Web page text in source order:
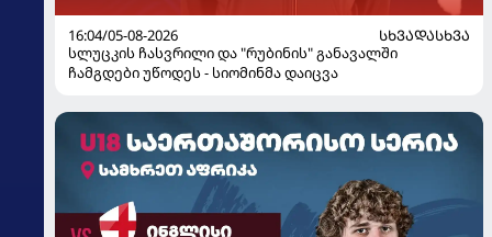
16:04/05-08-2026
ᲡᲮᲕᲐᲓᲐᲡᲮᲕᲐ
სლუცკის ჩასვრილი და "რუბინის" განავალში
ჩამგდები უწოდეს - სიომინმა დაიცვა